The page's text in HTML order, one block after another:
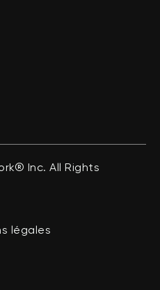
Inc. All Rights
légales